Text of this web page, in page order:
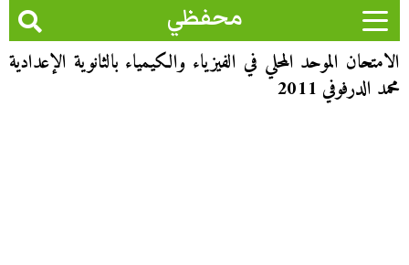
محفظي
الامتحان الموحد المحلي في الفيزياء والكيمياء بالثانوية الإعدادية
محمد الدرفوفي 2011